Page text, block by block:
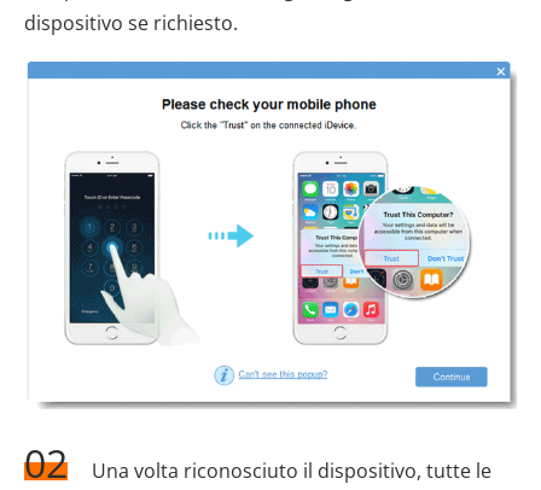
dispositivo se richiesto.
02
Una volta riconosciuto il dispositivo, tutte le